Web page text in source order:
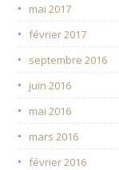
mai 2017
février 2017
septembre 2016
juin 2016
mai 2016
mars 2016
février 2016